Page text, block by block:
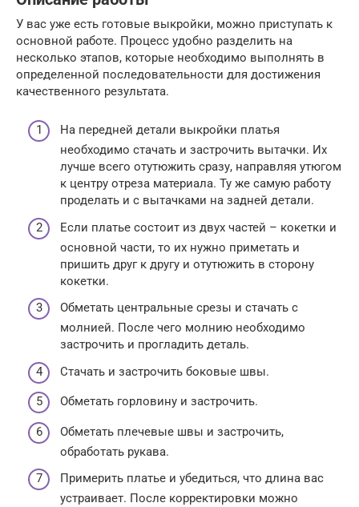
У вас уже есть готовые выкройки, можно приступать к
основной работе. Процесс удобно разделить на
несколько этапов, которые необходимо выполнять в
определенной последовательности для достижения
качественного результата.
На передней детали выкройки платья
необходимо стачать и застрочить вытачки. Их
лучше всего отутюжить сразу, направляя утюгом
к центру отреза материала. Ту же самую работу
проделать и с вытачками на задней детали.
Если платье состоит из двух частей – кокетки и
основной части, то их нужно приметать и
пришить друг к другу и отутюжить в сторону
кокетки.
Обметать центральные срезы и стачать с
молнией. После чего молнию необходимо
застрочить и прогладить деталь.
Стачать и застрочить боковые швы.
Обметать горловину и застрочить.
Обметать плечевые швы и застрочить,
обработать рукава.
Примерить платье и убедиться, что длина вас
устраивает. После корректировки можно